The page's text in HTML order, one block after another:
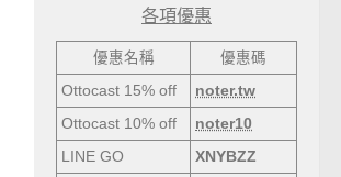
各項優惠
優惠名稱
優惠碼
Ottocast 15% off
noter.tw
Ottocast 10% off
noter10
LINE GO
XNYBZZ